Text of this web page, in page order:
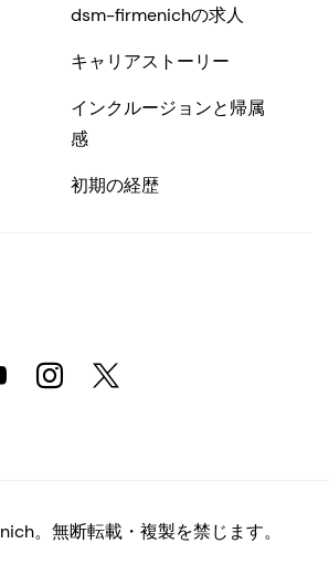
dsm-firmenichの求人
キャリアストーリー
インクルージョンと帰属
感
初期の経歴
。無断転載・複製を禁じます。